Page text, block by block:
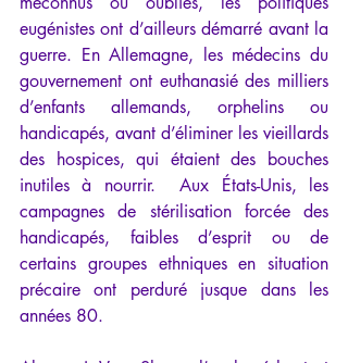
eugénistes ont d’ailleurs démarré avant la
guerre. En Allemagne, les médecins du
gouvernement ont euthanasié des milliers
d’enfants allemands, orphelins ou
handicapés, avant d’éliminer les vieillards
des hospices, qui étaient des bouches
inutiles à nourrir.  Aux États-Unis, les
campagnes de stérilisation forcée des
handicapés, faibles d’esprit ou de
certains groupes ethniques en situation
précaire ont perduré jusque dans les
années 80.